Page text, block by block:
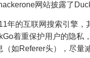
网站披露了
年的互联网搜索引擎
着重保护用户的隐私
如Referer头），尽量